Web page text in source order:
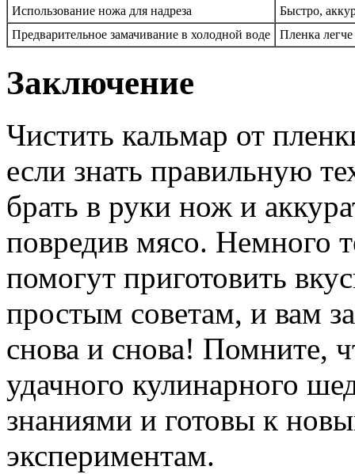
Использование ножа для надреза
Быстро,
Предварительное замачивание в холодной воде
Пленка легче
Заключение
Чистить кальмар от
если знать правильную
брать в руки нож и
повредив мясо. Немного
помогут приготовить
простым советам, и вам
снова и снова! Помните,
удачного кулинарного
знаниями и готовы к
экспериментам.